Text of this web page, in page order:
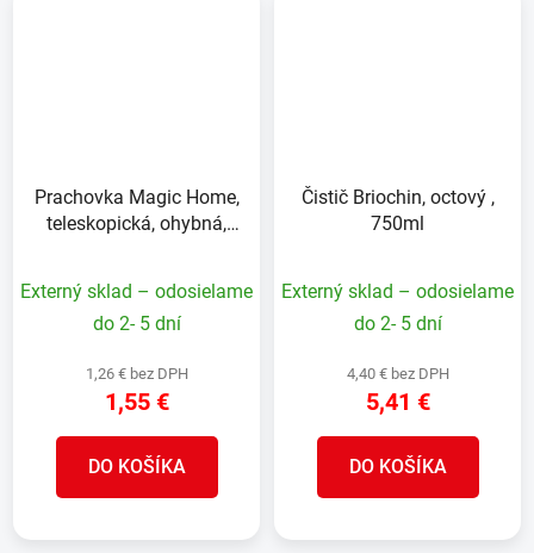
Prachovka Magic Home,
teleskopická, ohybná,
Externý sklad – odosielame
do 2- 5 dní
1,26 € bez DPH
1,55 €
DO KOŠÍKA
Čistič Briochin, octový ,
750ml
Externý sklad – odosielame
do 2- 5 dní
4,40 € bez DPH
5,41 €
DO KOŠÍKA